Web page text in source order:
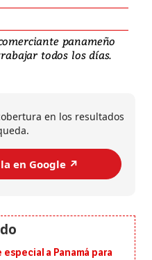
panameño
todos los días.
en los resultados
en Google ↗️
a Panamá para